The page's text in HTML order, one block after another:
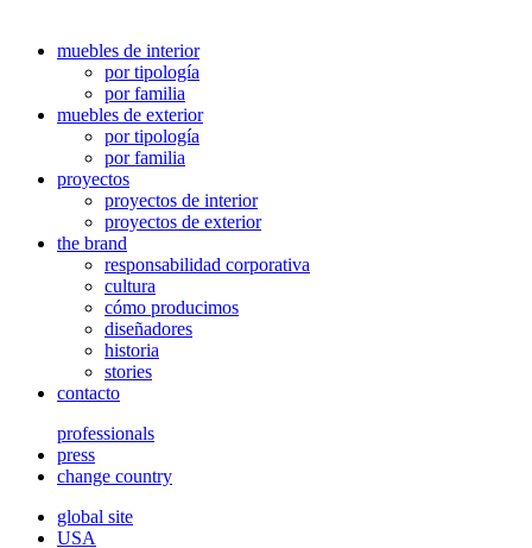
muebles de interior
por tipología
por familia
muebles de exterior
por tipología
por familia
proyectos
proyectos de interior
proyectos de exterior
the brand
responsabilidad corporativa
cultura
cómo producimos
diseñadores
historia
stories
contacto
professionals
press
change country
global site
USA